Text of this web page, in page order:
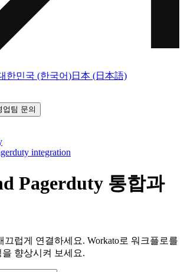
한민국 (한국어)日本 (日本語)
업팀 문의
integration
Pagerduty 통합과
끄럽게 연결하세요. Workato로 워크플로를
향상시켜 보세요.